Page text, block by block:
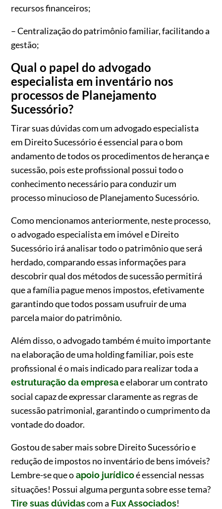
recursos financeiros;
– Centralização do patrimônio familiar, facilitando a
gestão;
Qual o papel do advogado
especialista em inventário nos
processos de Planejamento
Sucessório?
Tirar suas dúvidas com um advogado especialista
em Direito Sucessório é essencial para o bom
andamento de todos os procedimentos de herança e
sucessão, pois este profissional possui todo o
conhecimento necessário para conduzir um
processo minucioso de Planejamento Sucessório.
Como mencionamos anteriormente, neste processo,
o advogado especialista em imóvel e Direito
Sucessório irá analisar todo o patrimônio que será
herdado, comparando essas informações para
descobrir qual dos métodos de sucessão permitirá
que a família pague menos impostos, efetivamente
garantindo que todos possam usufruir de uma
parcela maior do patrimônio.
Além disso, o advogado também é muito importante
na elaboração de uma holding familiar, pois este
profissional é o mais indicado para realizar toda a
estruturação da empresae elaborar um contrato
social capaz de expressar claramente as regras de
sucessão patrimonial, garantindo o cumprimento da
vontade do doador.
Gostou de saber mais sobre Direito Sucessório e
redução de impostos no inventário de bens imóveis?
Lembre-se que oapoio jurídicoé essencial nessas
situações! Possui alguma pergunta sobre esse tema?
Tire suas dúvidascom a Fux Associados!